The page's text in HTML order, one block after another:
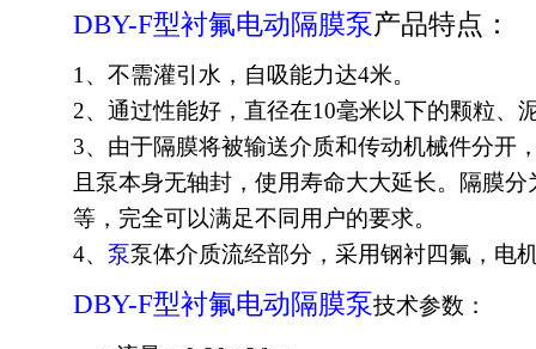
DBY-F型衬氟电动隔膜泵产品特点：
1、不需灌引水，自吸能力达4米。
2、通过性能好，直径在10毫米以下的颗粒、
3、由于隔膜将被输送介质和传动机械件分开
且泵本身无轴封，使用寿命大大延长。隔膜
等，完全可以满足不同用户的要求。
4、 泵泵体介质流经部分，采用钢衬四氟，电
DBY-F型衬氟电动隔膜泵技术参数：